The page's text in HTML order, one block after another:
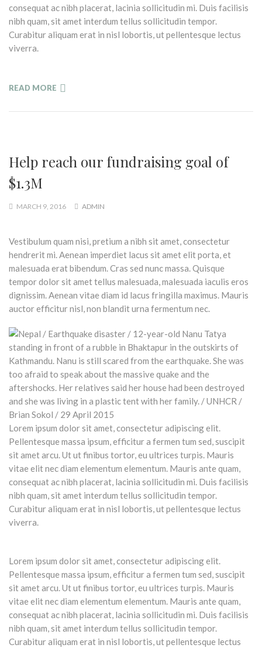
consequat ac nibh placerat, lacinia sollicitudin mi. Duis facilisis
nibh quam, sit amet interdum tellus sollicitudin tempor.
Curabitur aliquam erat in nisl lobortis, ut pellentesque lectus
viverra.
READ MORE
Help reach our fundraising goal of
$1.3M
MARCH 9, 2016 ADMIN
Vestibulum quam nisi, pretium a nibh sit amet, consectetur
hendrerit mi. Aenean imperdiet lacus sit amet elit porta, et
malesuada erat bibendum. Cras sed nunc massa. Quisque
tempor dolor sit amet tellus malesuada, malesuada iaculis eros
dignissim. Aenean vitae diam id lacus fringilla maximus. Mauris
auctor efficitur nisl, non blandit urna fermentum nec.
Lorem ipsum dolor sit amet, consectetur adipiscing elit.
Pellentesque massa ipsum, efficitur a fermen tum sed, suscipit
sit amet arcu. Ut ut finibus tortor, eu ultrices turpis. Mauris
vitae elit nec diam elementum elementum. Mauris ante quam,
consequat ac nibh placerat, lacinia sollicitudin mi. Duis facilisis
nibh quam, sit amet interdum tellus sollicitudin tempor.
Curabitur aliquam erat in nisl lobortis, ut pellentesque lectus
viverra.
Lorem ipsum dolor sit amet, consectetur adipiscing elit.
Pellentesque massa ipsum, efficitur a fermen tum sed, suscipit
sit amet arcu. Ut ut finibus tortor, eu ultrices turpis. Mauris
vitae elit nec diam elementum elementum. Mauris ante quam,
consequat ac nibh placerat, lacinia sollicitudin mi. Duis facilisis
nibh quam, sit amet interdum tellus sollicitudin tempor.
Curabitur aliquam erat in nisl lobortis, ut pellentesque lectus